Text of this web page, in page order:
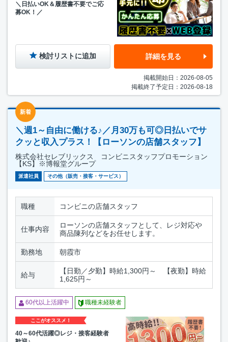
＼日払いOK＆履歴書不要でご応
募OK！／
検討リストに追加 詳細を見る
掲載開始日：2026-08-05
掲載終了予定日：2026-08-18
新着
＼週1～自由に働ける♪／月30万も可◎日払いでサ
クッと収入プラス！【ローソンの店舗スタッフ】
株式会社セレブリックス コンビニスタッフプロモーション
【KS】※博報堂グループ
派遣社員 その他（販売・接客・サービス）
職種 コンビニの店舗スタッフ
仕事内容
ローソンの店舗スタッフとして、レジ対応や
商品陳列などをお任せします。
勤務地 朝霞市
給与
【日勤／夕勤】時給1,300円～ 【夜勤】時給
1,625円～
60代以上活躍中 職種未経験者
ここがオススメ！
40～60代活躍◎レジ・接客経験者